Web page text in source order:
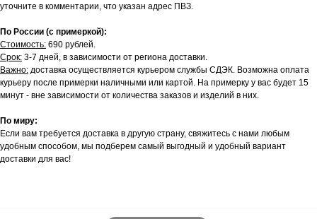
уточните в комментарии, что указан адрес ПВЗ.
По России (с примеркой):
Стоимость: 690 рублей.
Срок: 3-7 дней, в зависимости от региона доставки.
Важно: доставка осуществляется курьером службы СДЭК. Возможна оплата
курьеру после примерки наличными или картой. На примерку у вас будет 15
минут - вне зависимости от количества заказов и изделий в них.
По миру:
Если вам требуется доставка в другую страну, свяжитесь с нами любым
удобным способом, мы подберем самый выгодный и удобный вариант
доставки для вас!